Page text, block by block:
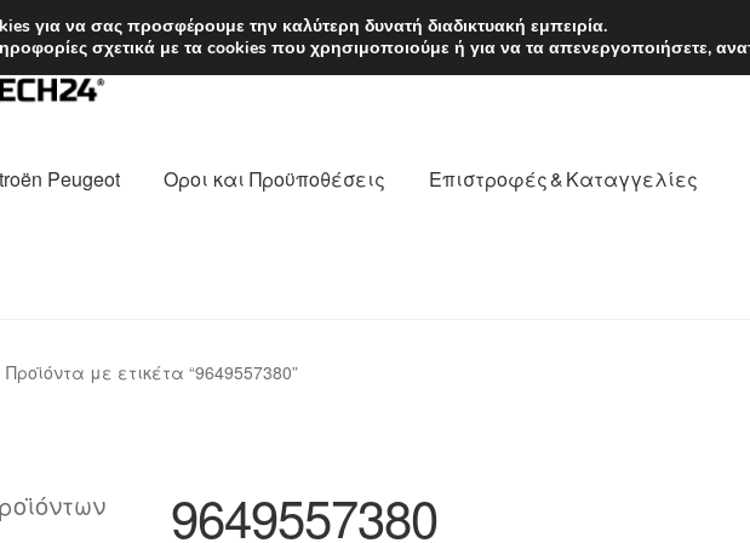
ΑΠΟΣΤΟΛΗ από 7 EUR Δευτέρα-Παρ.
Peugeot Οροι και Προϋποθέσεις Επιστροφές & Καταγγελίες
Προϊόντα με ετικέτα “9649557380”
9649557380
για να σας προσφέρουμε την καλύτερη δυνατή διαδικτυακή εμπειρία.
σχετικά με τα cookies που χρησιμοποιούμε ή για να τα απενεργοποιήσετε,